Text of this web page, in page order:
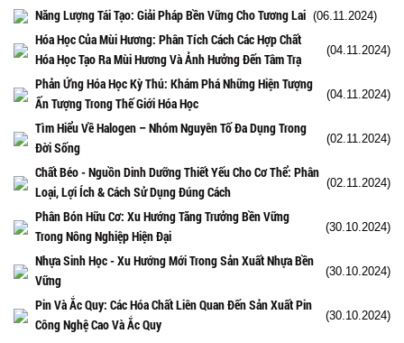
Năng Lượng Tái Tạo: Giải Pháp Bền Vững Cho Tương Lai (06.11.2024)
Hóa Học Của Mùi Hương: Phân Tích Cách Các Hợp Chất
Hóa Học Tạo Ra Mùi Hương Và Ảnh Hưởng Đến Tâm Trạ
(04.11.2024)
Phản Ứng Hóa Học Kỳ Thú: Khám Phá Những Hiện Tượng
Ấn Tượng Trong Thế Giới Hóa Học
(04.11.2024)
Tìm Hiểu Về Halogen – Nhóm Nguyên Tố Đa Dụng Trong
Đời Sống
(02.11.2024)
Chất Béo - Nguồn Dinh Dưỡng Thiết Yếu Cho Cơ Thể: Phân
Loại, Lợi Ích & Cách Sử Dụng Đúng Cách
(02.11.2024)
Phân Bón Hữu Cơ: Xu Hướng Tăng Trưởng Bền Vững
Trong Nông Nghiệp Hiện Đại
(30.10.2024)
Nhựa Sinh Học - Xu Hướng Mới Trong Sản Xuất Nhựa Bền
Vững
(30.10.2024)
Pin Và Ắc Quy: Các Hóa Chất Liên Quan Đến Sản Xuất Pin
Công Nghệ Cao Và Ắc Quy
(30.10.2024)